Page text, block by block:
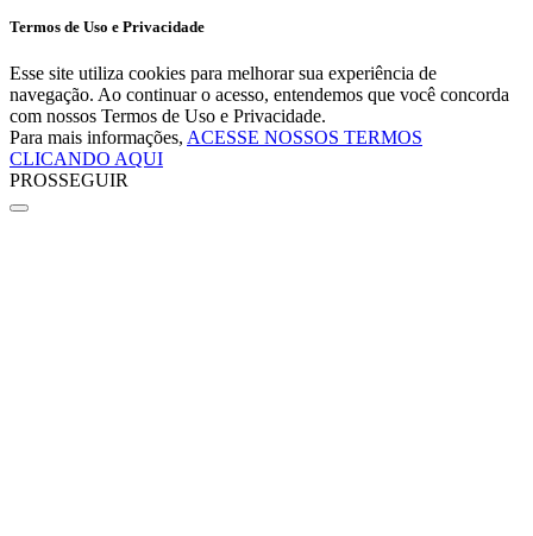
Termos de Uso e Privacidade
Esse site utiliza cookies para melhorar sua experiência de
navegação. Ao continuar o acesso, entendemos que você concorda
com nossos Termos de Uso e Privacidade.
Para mais informações, ACESSE NOSSOS TERMOS
CLICANDO AQUI
PROSSEGUIR